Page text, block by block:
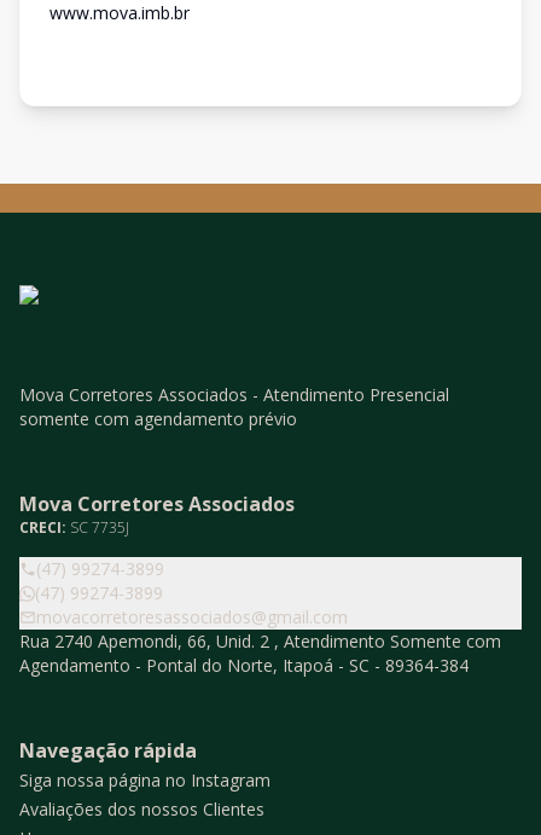
www.mova.imb.br
Mova Corretores Associados - Atendimento Presencial
somente com agendamento prévio
Mova Corretores Associados
CRECI: SC 7735J
(47) 99274-3899
(47) 99274-3899
movacorretoresassociados@gmail.com
Rua 2740 Apemondi, 66, Unid. 2 , Atendimento Somente com
Agendamento - Pontal do Norte, Itapoá - SC - 89364-384
Navegação rápida
Siga nossa página no Instagram
Avaliações dos nossos Clientes